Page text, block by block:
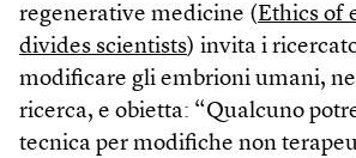
regenerative medicine (Ethics of
divides scientists) invita i
modificare gli embrioni umani,
ricerca, e obietta: “Qualcuno
tecnica per modifiche non